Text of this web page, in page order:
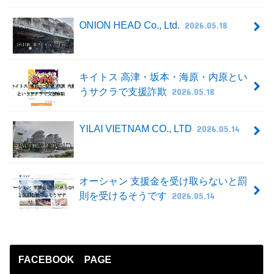
ONION HEAD Co., Ltd. 2026.05.18
キイトス 高津・坂本・海原・内原とい
うサクラで支援詐欺 2026.05.18
YILAI VIETNAM CO., LTD 2026.05.14
オーシャン 支援金を受け取らないと罰
則を受けるそうです 2026.05.14
FACEBOOK PAGE